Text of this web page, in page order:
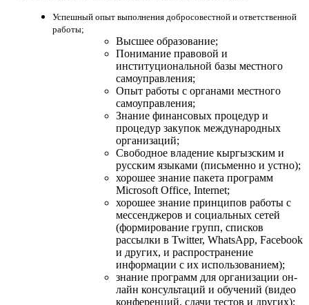
Успешный опыт выполнения добросовестной и ответственной
работы;
Высшее образование;
Понимание правовой и
институциональной базы местного
самоуправления;
Опыт работы с органами местного
самоуправления;
Знание финансовых процедур и
процедур закупок международных
организаций;
Свободное владение кыргызским и
русским языками (письменно и устно);
хорошее знание пакета программ
Microsoft Office, Internet;
хорошее знание принципов работы с
мессенджеров и социальных сетей
(формирование групп, списков
рассылки в Twitter, WhatsApp, Facebook
и других, и распространение
информации с их использованием);
знание программ для организации он-
лайн консультаций и обучений (видео
конференций, сдачи тестов и других);